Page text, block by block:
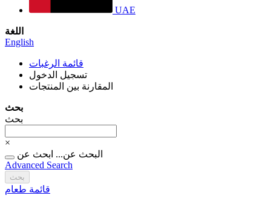
UAE
اللغة
English
قائمة الرغبات
تسجيل الدخول
المقارنة بين المنتجات
بحث
بحث
×
البحث عن... ابحث عن
Advanced Search
بحث
قائمة طعام